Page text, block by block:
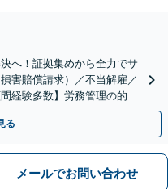
へ！証拠集めから全力でサ
害賠償請求）／不当解雇／
経験多数】労務管理の的確
岡山駅10分】
る
メールでお問い合わせ